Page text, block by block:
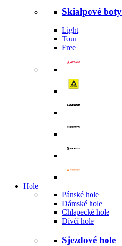
Skialpové boty
Light
Tour
Free
Hole
Pánské hole
Dámské hole
Chlapecké hole
Dívčí hole
Sjezdové hole